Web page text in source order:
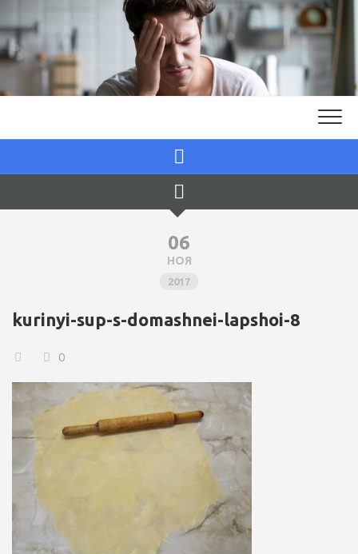
to
content
06
НОЯ
2017
kurinyi-sup-s-domashnei-lapshoi-8
0